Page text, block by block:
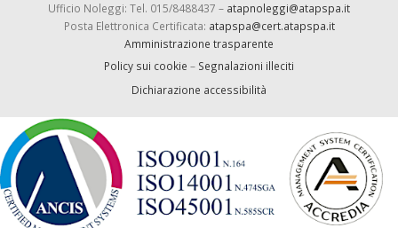
Ufficio Noleggi: Tel. 015/8488437 – atapnoleggi@atapspa.it
Posta Elettronica Certificata: atapspa@cert.atapspa.it
Amministrazione trasparente
Policy sui cookie – Segnalazioni illeciti
Dichiarazione accessibilità